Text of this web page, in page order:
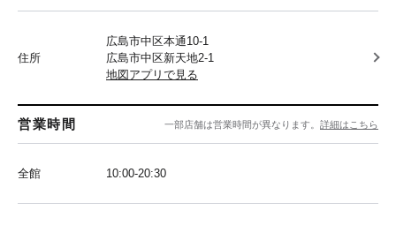
住所
広島市中区本通10-1
広島市中区新天地2-1
地図アプリで見る
営業時間 一部店舗は営業時間が異なります。 詳細はこちら
全館 10:00-20:30